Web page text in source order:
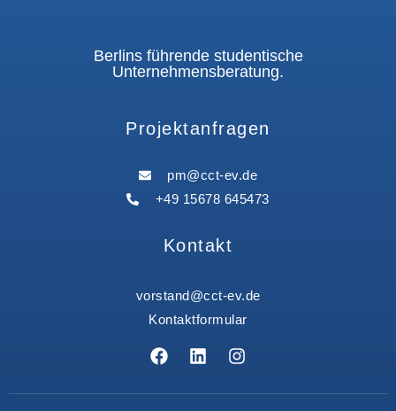
Berlins führende studentische
Unternehmensberatung.
Projektanfragen
pm@cct-ev.de
+49 15678 645473
Kontakt
vorstand@cct-ev.de
Kontaktformular